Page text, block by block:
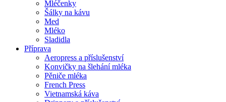
Mléčenky
Šálky na kávu
Med
Mléko
Sladidla
Příprava
Aeropress a příslušenství
Konvičky na šlehání mléka
Pěniče mléka
French Press
Vietnamská káva